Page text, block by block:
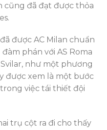
cũng đã đạt được thỏa
được AC Milan chuẩn
phán với AS Roma
như một phương
được xem là một bước
việc tái thiết đội
trụ cột ra đi cho thấy